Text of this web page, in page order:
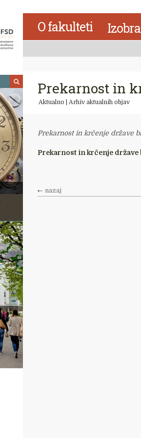
O fakulteti
Prekarnost in
Aktualno Arhiv aktualnih objav
Prekarnost in krčenje države
Prekarnost in krčenje države
nazaj